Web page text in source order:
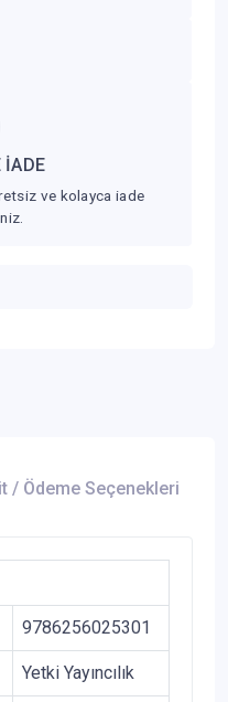
İADE
ve kolayca iade
/ Ödeme Seçenekleri
9786256025301
Yetki Yayıncılık